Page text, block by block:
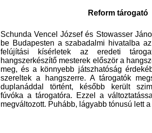
Reform tárogató
Schunda Vencel József és Stowasser
be Budapesten a szabadalmi hivatalba
felújítási kísérletek az eredeti
hangszerkészítő mesterek először a
meg, és a könnyebb játszhatóság
szereltek a hangszerre. A tárogatók
duplanáddal történt, később került
fúvóka a tárogatóra. Ezzel a
megváltozott. Puhább, lágyabb tónusú lett